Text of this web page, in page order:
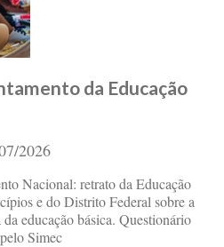
da Educação
2026
Nacional: retrato da Educação
e do Distrito Federal sobre a
educação básica. Questionário
Simec